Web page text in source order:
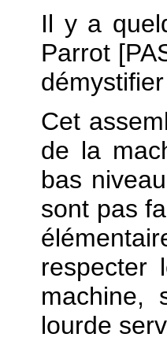
Il y a
Parrot
Cet
de la
bas
sont pas
respecter
machine,
lourde